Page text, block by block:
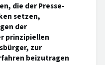
die der Presse-
setzen,
der
prinzipiellen
zur
beizutragen